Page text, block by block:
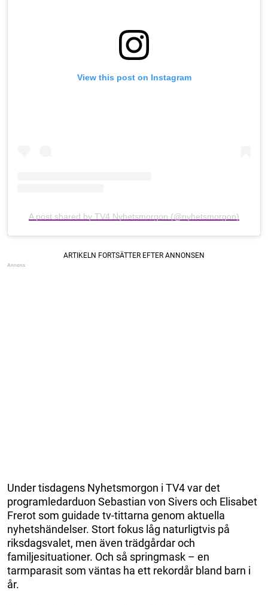
View this post on Instagram
A post shared by TV4 Nyhetsmorgon (@nyhetsmorgon)
Under tisdagens Nyhetsmorgon i TV4 var det
programledarduon Sebastian von Sivers och Elisabet
Frerot som guidade tv-tittarna genom aktuella
nyhetshändelser. Stort fokus låg naturligtvis på
riksdagsvalet, men även trädgårdar och
familjesituationer. Och så springmask – en
tarmparasit som väntas ha ett rekordår bland barn i
år.